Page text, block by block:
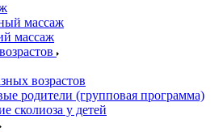
массаж
массаж
возрастов
родители (групповая программа)
сколиоза у детей